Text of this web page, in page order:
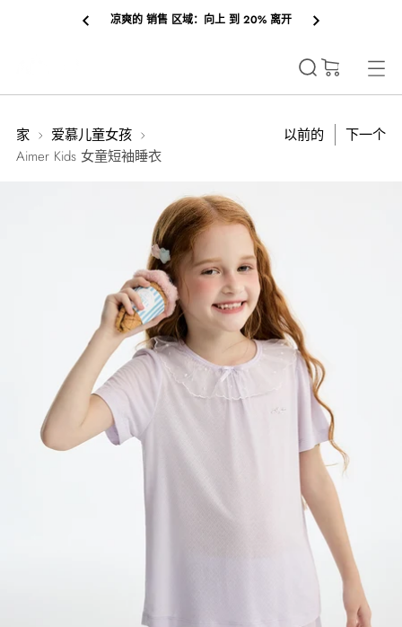
凉爽的 销售 区域：向上 到 20% 离开
家
爱慕儿童女孩
Aimer Kids 女童短袖睡衣
以前的 下一个